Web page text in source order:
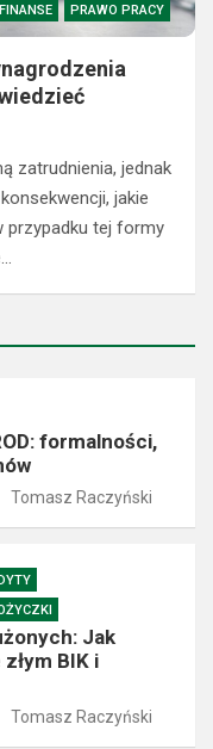
FINANSE PRAWO PRACY
zatrudnienia, jednak
jakie
przypadku tej formy
formalności,
Tomasz Raczyński
Jak
BIK i
Tomasz Raczyński